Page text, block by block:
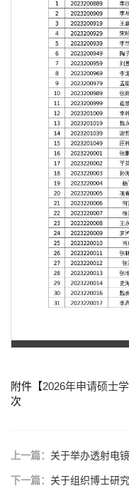
附件【2026年申请硕士
次
上一篇： 关于举办透射电
下一篇： 关于组织博士研